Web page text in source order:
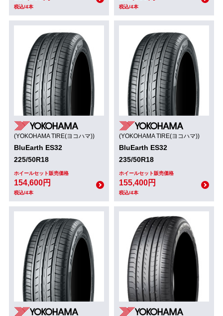
税込/4本 税込/4本
(YOKOHAMA TIRE(ヨコハマ))
BluEarth ES32
225/50R18
ホイールセット販売価格
154,600円
税込/4本
(YOKOHAMA TIRE(ヨコハマ))
BluEarth ES32
235/50R18
ホイールセット販売価格
155,400円
税込/4本